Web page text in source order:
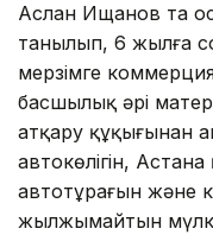
Аслан Ищанов та
танылып, 6 жылға
мерзімге
басшылық әрі
атқару құқығынан
автокөлігін,
автотұрағын және
жылжымайтын